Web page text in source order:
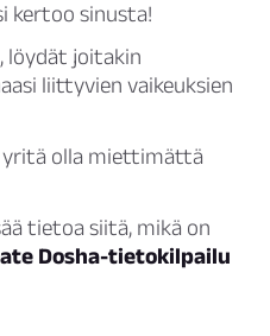
kertoo sinusta!
löydät joitakin
liittyvien vaikeuksien
yritä olla miettimättä
tietoa siitä, mikä on
Dosha-tietokilpailu